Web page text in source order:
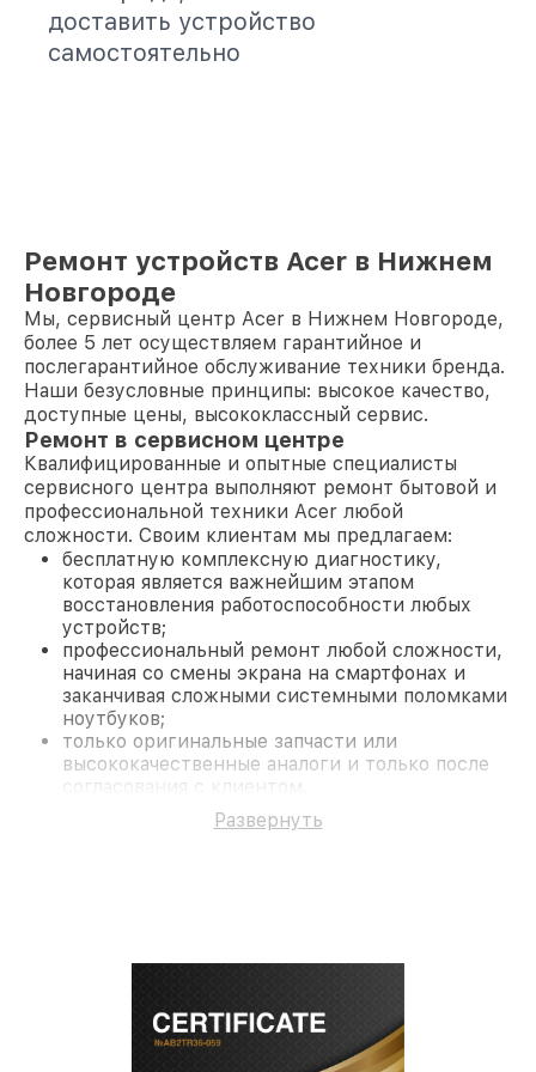
доставить устройство
самостоятельно
Ремонт устройств Acer в Нижнем
Новгороде
Мы, сервисный центр Acer в Нижнем Новгороде,
более 5 лет осуществляем гарантийное и
послегарантийное обслуживание техники бренда.
Наши безусловные принципы: высокое качество,
доступные цены, высококлассный сервис.
Ремонт в сервисном центре
Квалифицированные и опытные специалисты
сервисного центра выполняют ремонт бытовой и
профессиональной техники Acer любой
сложности. Своим клиентам мы предлагаем:
бесплатную комплексную диагностику,
которая является важнейшим этапом
восстановления работоспособности любых
устройств;
профессиональный ремонт любой сложности,
начиная со смены экрана на смартфонах и
заканчивая сложными системными поломками
ноутбуков;
только оригинальные запчасти или
высококачественные аналоги и только после
согласования с клиентом.
На все работы и замененные комплектующие
предоставляется длительная гарантия. В случае
современное оборудование и
лицензированное ПО в ремонтно-
Развернуть